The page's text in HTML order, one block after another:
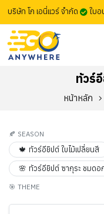
บริษัท โก เอนี่แวร์ จำกัด ใบ
ทัวร์
หน้าหลัก
🍂 SEASON
🍁 ทัวร์อียิปต์ ใบไม้เปลี่ยนสี
🌸 ทัวร์อียิปต์ ซากุระ ชมดอ
🎯 THEME